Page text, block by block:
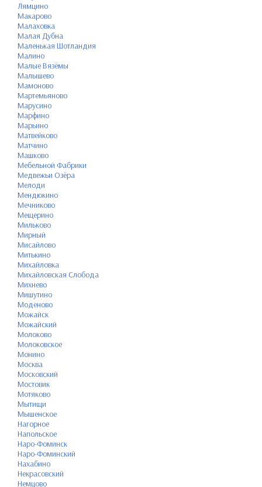
Лямцино
Макарово
Малаховка
Малая Дубна
Маленькая Шотландия
Малино
Малые Вязёмы
Малышево
Мамоново
Мартемьяново
Марусино
Марфино
Марьино
Матвейково
Матчино
Машково
Мебельной Фабрики
Медвежьи Озёра
Мелоди
Мендюкино
Мечниково
Мещерино
Мильково
Мирный
Мисайлово
Митькино
Михайловка
Михайловская Слобода
Михнево
Мишутино
Моденово
Можайск
Можайский
Молоково
Молоковское
Монино
Москва
Московский
Мостовик
Мотяково
Мытищи
Мышенское
Нагорное
Напольское
Наро-Фоминск
Наро-Фоминский
Нахабино
Некрасовский
Немцово